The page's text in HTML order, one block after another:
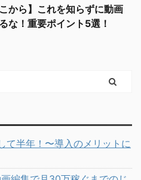
こから】これを知らずに動画
な！重要ポイント5選！
て半年！〜導入のメリットに